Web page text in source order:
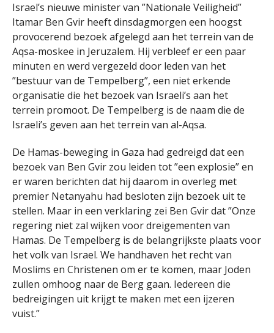
Israel’s nieuwe minister van ”Nationale Veiligheid”
Itamar Ben Gvir heeft dinsdagmorgen een hoogst
provocerend bezoek afgelegd aan het terrein van de
Aqsa-moskee in Jeruzalem. Hij verbleef er een paar
minuten en werd vergezeld door leden van het
”bestuur van de Tempelberg”, een niet erkende
organisatie die het bezoek van Israeli’s aan het
terrein promoot. De Tempelberg is de naam die de
Israeli’s geven aan het terrein van al-Aqsa.
De Hamas-beweging in Gaza had gedreigd dat een
bezoek van Ben Gvir zou leiden tot ”een explosie” en
er waren berichten dat hij daarom in overleg met
premier Netanyahu had besloten zijn bezoek uit te
stellen. Maar in een verklaring zei Ben Gvir dat ”Onze
regering niet zal wijken voor dreigementen van
Hamas. De Tempelberg is de belangrijkste plaats voor
het volk van Israel. We handhaven het recht van
Moslims en Christenen om er te komen, maar Joden
zullen omhoog naar de Berg gaan. Iedereen die
bedreigingen uit krijgt te maken met een ijzeren
vuist.”